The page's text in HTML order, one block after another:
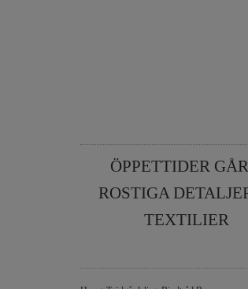
ÖPPETTIDER
ROSTIGA
TEXTILIER